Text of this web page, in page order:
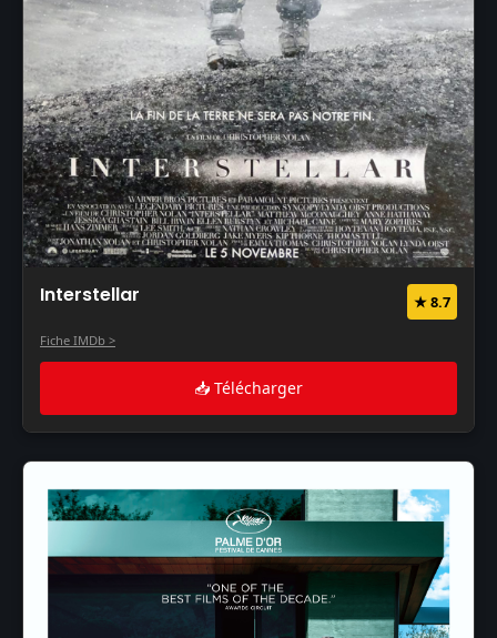
Interstellar ★ 8.7
Fiche IMDb >
📥 Télécharger